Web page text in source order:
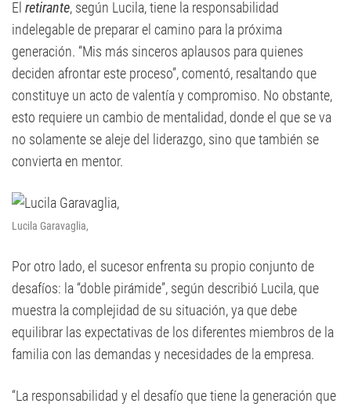
El retirante, según Lucila, tiene la responsabilidad
indelegable de preparar el camino para la próxima
generación. “Mis más sinceros aplausos para quienes
deciden afrontar este proceso”, comentó, resaltando que
constituye un acto de valentía y compromiso. No obstante,
esto requiere un cambio de mentalidad, donde el que se va
no solamente se aleje del liderazgo, sino que también se
convierta en mentor.
Lucila Garavaglia,
Por otro lado, el sucesor enfrenta su propio conjunto de
desafíos: la “doble pirámide”, según describió Lucila, que
muestra la complejidad de su situación, ya que debe
equilibrar las expectativas de los diferentes miembros de la
familia con las demandas y necesidades de la empresa.
“La responsabilidad y el desafío que tiene la generación que